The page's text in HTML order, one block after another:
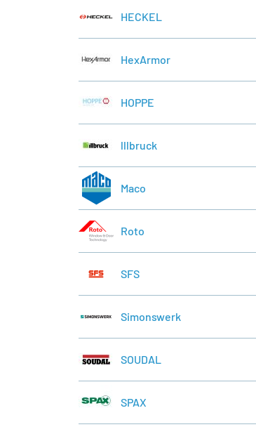
HECKEL
HexArmor
HOPPE
lllbruck
Maco
Roto
SFS
Simonswerk
SOUDAL
SPAX